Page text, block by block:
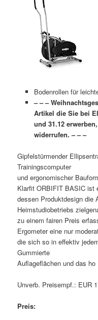
Bodenrollen für
– – –
Artikel die Sie bei
und 31.12
widerrufen. – – –
Gipfelstürmender
Trainingscomputer
und ergonomischer
Klarfit ORBIFIT BASIC ist
dessen Produktdesign die
Heimstudiobetriebs
zu einem fairen Preis
Ergometer eine nur
die sich so in effektiv
Gummierte
Auflageflächen und das ho
Unverb. Preisempf.: EUR
Preis: